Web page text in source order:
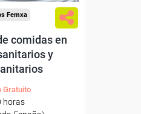
Femxa
comidas en
y
Gratuito
horas